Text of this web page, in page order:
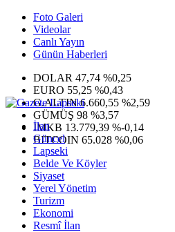
Foto Galeri
Videolar
Canlı Yayın
Günün Haberleri
DOLAR 47,74 %0,25
EURO 55,25 %0,43
G.ALTIN6.660,55 %2,59
GÜMÜŞ 98 %3,57
IMKB 13.779,39 %-0,14
BITCOIN 65.028 %0,06
İlan
Güncel
Lapseki
Belde Ve Köyler
Siyaset
Yerel Yönetim
Turizm
Ekonomi
Resmî İlan